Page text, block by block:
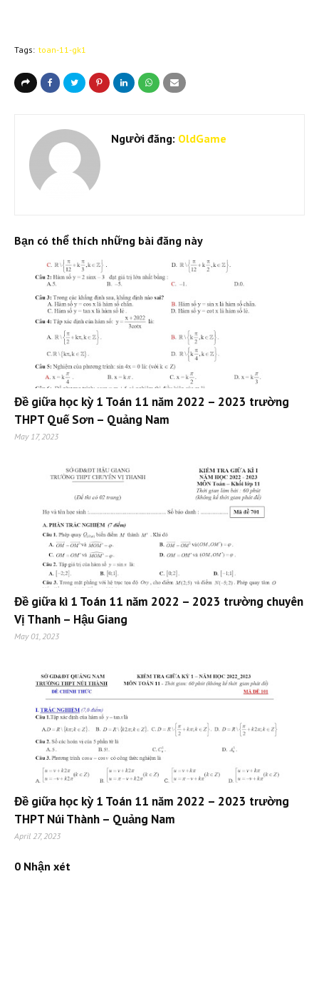
Tags: toan-11-gk1
Người đăng: OldGame
Bạn có thể thích những bài đăng này
Đề giữa học kỳ 1 Toán 11 năm 2022 – 2023 trường
THPT Quế Sơn – Quảng Nam
May 17, 2023
Đề giữa kì 1 Toán 11 năm 2022 – 2023 trường chuyên
Vị Thanh – Hậu Giang
May 01, 2023
Đề giữa học kỳ 1 Toán 11 năm 2022 – 2023 trường
THPT Núi Thành – Quảng Nam
April 27, 2023
0 Nhận xét